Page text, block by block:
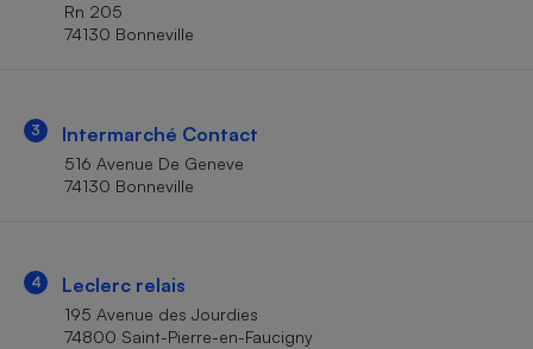
Rn 205
74130 Bonneville
3 Intermarché Contact
516 Avenue De Geneve
74130 Bonneville
4 Leclerc relais
195 Avenue des Jourdies
74800 Saint-Pierre-en-Faucigny